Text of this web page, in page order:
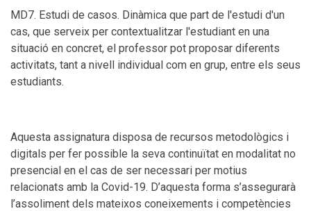
MD7. Estudi de casos. Dinàmica que part de l'estudi d'un
cas, que serveix per contextualitzar l'estudiant en una
situació en concret, el professor pot proposar diferents
activitats, tant a nivell individual com en grup, entre els seus
estudiants.
Aquesta assignatura disposa de recursos metodològics i
digitals per fer possible la seva continuïtat en modalitat no
presencial en el cas de ser necessari per motius
relacionats amb la Covid-19. D’aquesta forma s’assegurarà
l’assoliment dels mateixos coneixements i competències